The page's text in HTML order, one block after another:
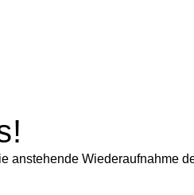
anstehende Wiederaufnahme